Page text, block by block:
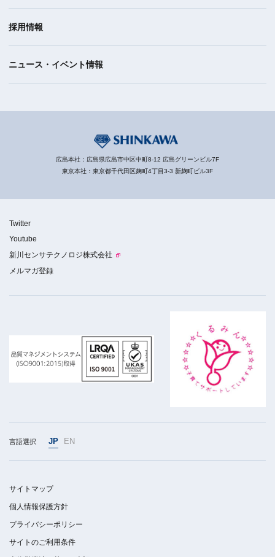
採用情報
ニュース・イベント情報
広島本社：広島県広島市中区中町8-12 広島グリーンビル7F
東京本社：東京都千代田区麹町4丁目3-3 新麹町ビル3F
Twitter
Youtube
新川センサテクノロジ株式会社
メルマガ登録
言語選択 JP EN
サイトマップ
個人情報保護方針
プライバシーポリシー
サイトのご利用条件